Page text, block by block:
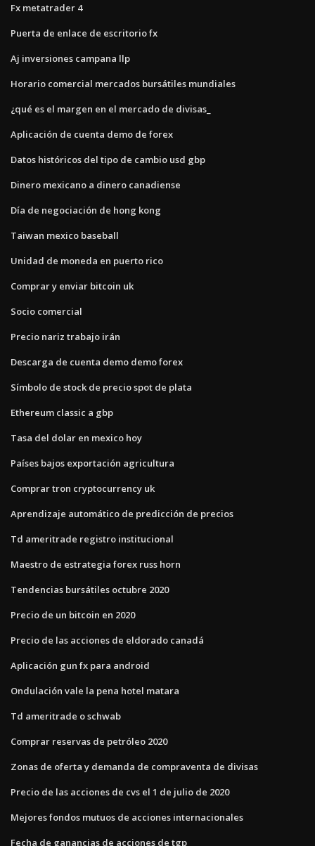
Fx metatrader 4
Puerta de enlace de escritorio fx
Aj inversiones campana llp
Horario comercial mercados bursátiles mundiales
¿qué es el margen en el mercado de divisas_
Aplicación de cuenta demo de forex
Datos históricos del tipo de cambio usd gbp
Dinero mexicano a dinero canadiense
Día de negociación de hong kong
Taiwan mexico baseball
Unidad de moneda en puerto rico
Comprar y enviar bitcoin uk
Socio comercial
Precio nariz trabajo irán
Descarga de cuenta demo demo forex
Símbolo de stock de precio spot de plata
Ethereum classic a gbp
Tasa del dolar en mexico hoy
Países bajos exportación agricultura
Comprar tron ​​cryptocurrency uk
Aprendizaje automático de predicción de precios
Td ameritrade registro institucional
Maestro de estrategia forex russ horn
Tendencias bursátiles octubre 2020
Precio de un bitcoin en 2020
Precio de las acciones de eldorado canadá
Aplicación gun fx para android
Ondulación vale la pena hotel matara
Td ameritrade o schwab
Comprar reservas de petróleo 2020
Zonas de oferta y demanda de compraventa de divisas
Precio de las acciones de cvs el 1 de julio de 2020
Mejores fondos mutuos de acciones internacionales
Fecha de ganancias de acciones de tgp